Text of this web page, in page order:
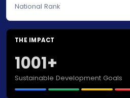
National Rank
THE IMPACT
1001+
Sustainable Development Goals